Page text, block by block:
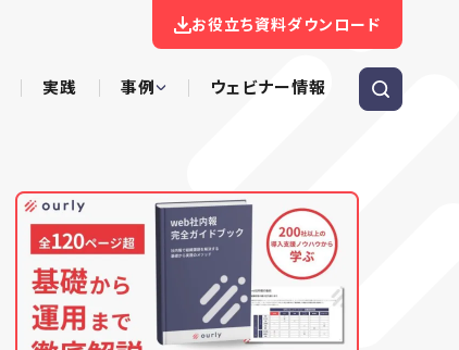
お役立ち資料ダウンロード
実践 事例 ウェビナー情報